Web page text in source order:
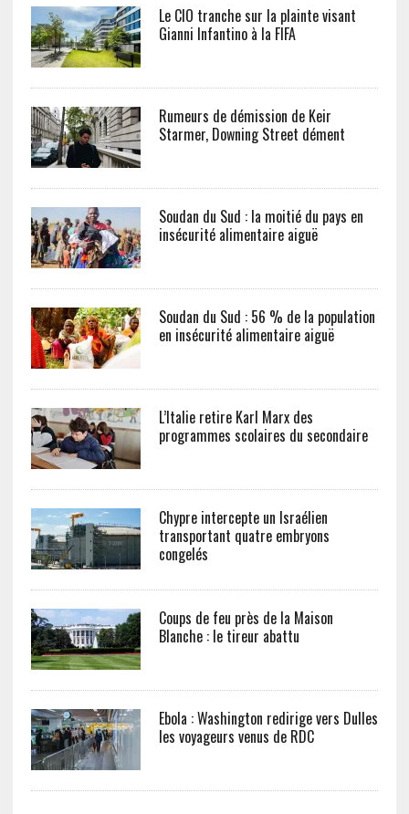
Le CIO tranche sur la plainte visant
Gianni Infantino à la FIFA
Rumeurs de démission de Keir
Starmer, Downing Street dément
Soudan du Sud : la moitié du pays en
insécurité alimentaire aiguë
Soudan du Sud : 56 % de la population
en insécurité alimentaire aiguë
L’Italie retire Karl Marx des
programmes scolaires du secondaire
Chypre intercepte un Israélien
transportant quatre embryons
congelés
Coups de feu près de la Maison
Blanche : le tireur abattu
Ebola : Washington redirige vers Dulles
les voyageurs venus de RDC